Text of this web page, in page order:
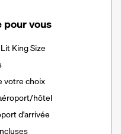
pour vous
King Size
votre choix
hôtel
d'arrivée